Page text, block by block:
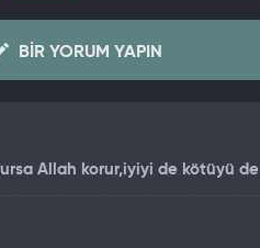
BIR YORUM YAPIN
Allah korur,iyiyi de kötüyü de